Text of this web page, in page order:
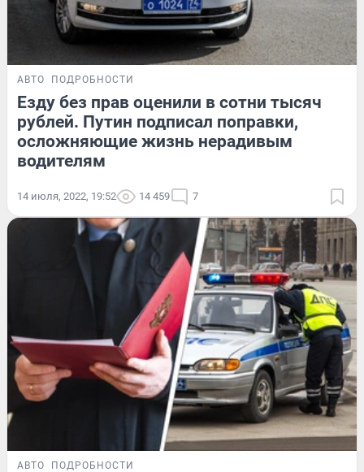
АВТО ПОДРОБНОСТИ
Езду без прав оценили в сотни тысяч
рублей. Путин подписал поправки,
осложняющие жизнь нерадивым
водителям
14 июля, 2022, 19:52 14 459 7
АВТО ПОДРОБНОСТИ